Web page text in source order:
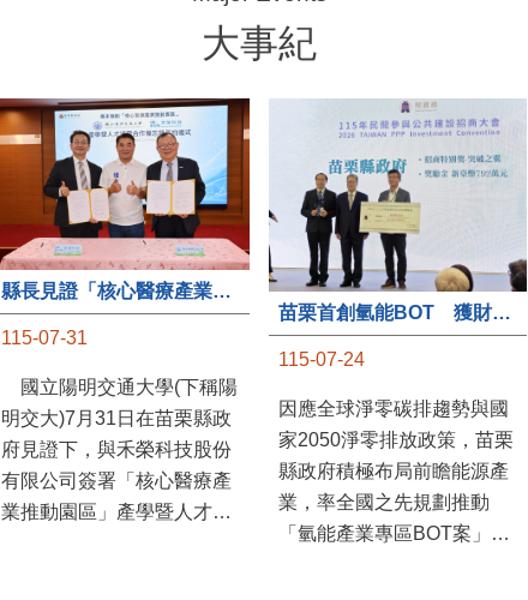
大事紀
115-07-31
國立陽明交通大學(下稱陽
明交大)7月31日在苗栗縣政
府見證下，與禾榮科技股份
有限公司簽署「核心醫療產
業推動園區」產學暨人才培
苗栗首創氫能BOT 獲財政部「突破之翼」肯定
115-07-24
因應全球淨零碳排趨勢與國
家2050淨零排放政策，苗栗
縣政府積極布局前瞻能源產
業，率全國之先規劃推動
「氫能產業專區BOT案」，